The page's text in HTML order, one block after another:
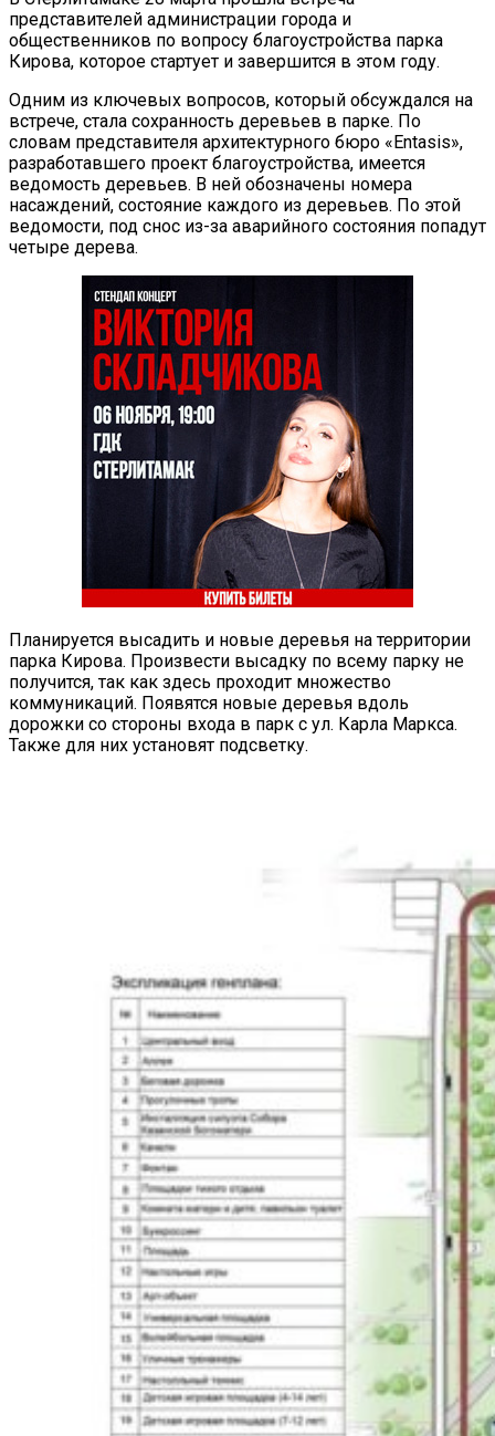
представителей администрации города и
общественников по вопросу благоустройства парка
Кирова, которое стартует и завершится в этом году.
Одним из ключевых вопросов, который обсуждался на
встрече, стала сохранность деревьев в парке. По
словам представителя архитектурного бюро «Entasis»,
разработавшего проект благоустройства, имеется
ведомость деревьев. В ней обозначены номера
насаждений, состояние каждого из деревьев. По этой
ведомости, под снос из-за аварийного состояния попадут
четыре дерева.
Планируется высадить и новые деревья на территории
парка Кирова. Произвести высадку по всему парку не
получится, так как здесь проходит множество
коммуникаций. Появятся новые деревья вдоль
дорожки со стороны входа в парк с ул. Карла Маркса.
Также для них установят подсветку.